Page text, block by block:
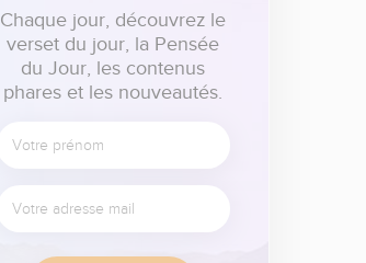
Chaque jour, découvrez le
verset du jour, la Pensée
du Jour, les contenus
phares et les nouveautés.